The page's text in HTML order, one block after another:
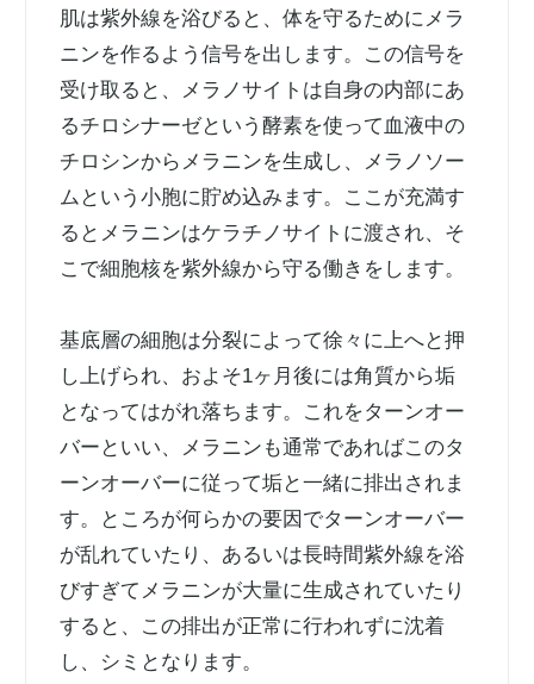
肌は紫外線を浴びると、体を守るためにメラ
ニンを作るよう信号を出します。この信号を
受け取ると、メラノサイトは自身の内部にあ
るチロシナーゼという酵素を使って血液中の
チロシンからメラニンを生成し、メラノソー
ムという小胞に貯め込みます。ここが充満す
るとメラニンはケラチノサイトに渡され、そ
こで細胞核を紫外線から守る働きをします。
基底層の細胞は分裂によって徐々に上へと押
し上げられ、およそ1ヶ月後には角質から垢
となってはがれ落ちます。これをターンオー
バーといい、メラニンも通常であればこのタ
ーンオーバーに従って垢と一緒に排出されま
す。ところが何らかの要因でターンオーバー
が乱れていたり、あるいは長時間紫外線を浴
びすぎてメラニンが大量に生成されていたり
すると、この排出が正常に行われずに沈着
し、シミとなります。